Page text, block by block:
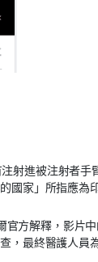
射進被注射者手
國家」所指應為
官方解釋，影片
，最終醫護人員